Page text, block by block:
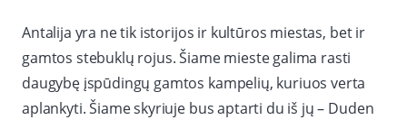
Antalija yra ne tik istorijos ir kultūros miestas, bet ir
gamtos stebuklų rojus. Šiame mieste galima rasti
daugybę įspūdingų gamtos kampelių, kuriuos verta
aplankyti. Šiame skyriuje bus aptarti du iš jų – Duden